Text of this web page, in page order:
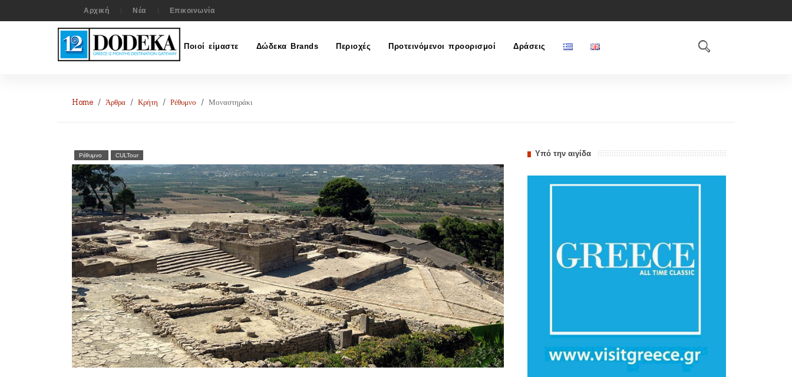
Αρχική Νέα Επικοινωνία
Ποιοί είμαστε Δώδεκα Brands Περιοχές Προτεινόμενοι προορισμοί Δράσεις
Home Άρθρα Κρήτη Ρέθυμνο Μοναστηράκι
Ρέθυμνο CULTour Υπό την αιγίδα